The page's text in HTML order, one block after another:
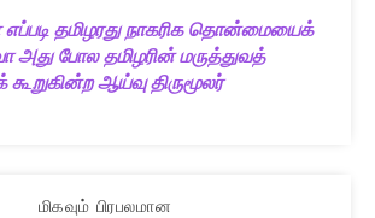
தமிழரது நாகரிக தொன்மையைக்
அது போல தமிழரின் மருத்துவத்
ஆய்வு திருமூலர்
மிகவும் பிரபலமான